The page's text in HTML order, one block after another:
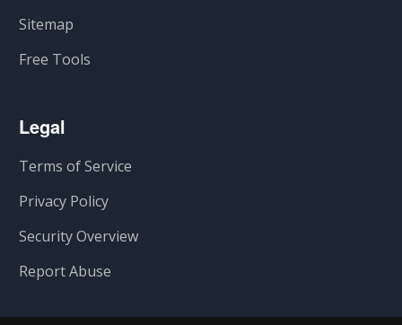
Sitemap
Free Tools
Legal
Terms of Service
Privacy Policy
Security Overview
Report Abuse